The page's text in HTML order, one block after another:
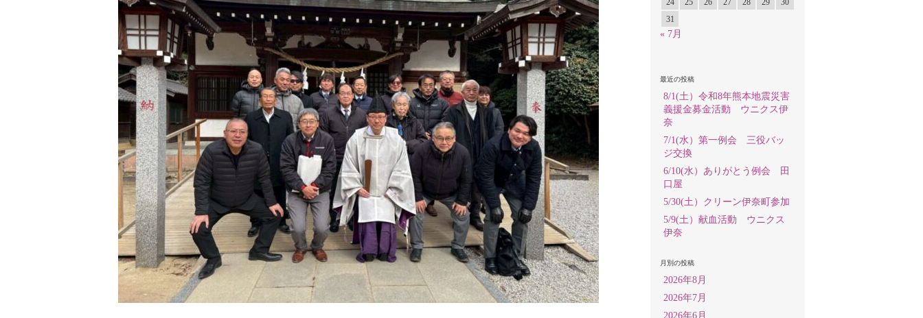
24
25 26 27 28 29
30
31
« 7月
最近の投稿
8/1(土）令和8年熊本地震災害
義援金募金活動 ウニクス伊
奈
7/1(水）第一例会 三役バッ
ジ交換
6/10(水）ありがとう例会 田
口屋
5/30(土）クリーン伊奈町参加
5/9(土）献血活動 ウニクス
伊奈
月別の投稿
2026年8月
2026年7月
2026年6月